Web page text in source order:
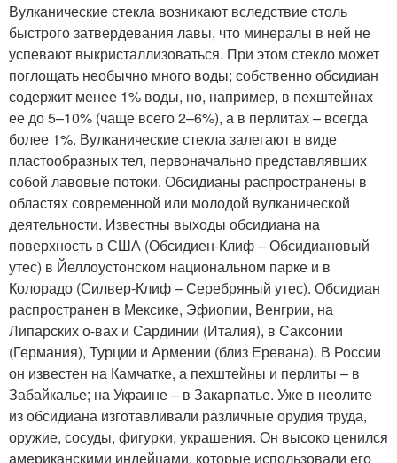
Вулканические стекла возникают вследствие столь
быстрого затвердевания лавы, что минералы в ней не
успевают выкристаллизоваться. При этом стекло может
поглощать необычно много воды; собственно обсидиан
содержит менее 1% воды, но, например, в пехштейнах
ее до 5–10% (чаще всего 2–6%), а в перлитах – всегда
более 1%. Вулканические стекла залегают в виде
пластообразных тел, первоначально представлявших
собой лавовые потоки. Обсидианы распространены в
областях современной или молодой вулканической
деятельности. Известны выходы обсидиана на
поверхность в США (Обсидиен-Клиф – Обсидиановый
утес) в Йеллоустонском национальном парке и в
Колорадо (Силвер-Клиф – Серебряный утес). Обсидиан
распространен в Мексике, Эфиопии, Венгрии, на
Липарских о-вах и Сардинии (Италия), в Саксонии
(Германия), Турции и Армении (близ Еревана). В России
он известен на Камчатке, а пехштейны и перлиты – в
Забайкалье; на Украине – в Закарпатье. Уже в неолите
из обсидиана изготавливали различные орудия труда,
оружие, сосуды, фигурки, украшения. Он высоко ценился
американскими индейцами, которые использовали его